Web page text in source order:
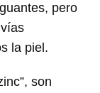
pero
la piel.
son